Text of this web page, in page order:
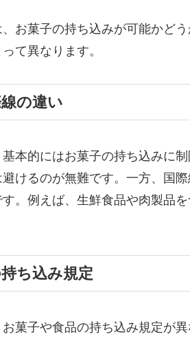
お菓子の持ち込みが可能かど
て異なります。
の違い
本的にはお菓子の持ち込みに
けるのが無難です。一方、国
。例えば、生鮮食品や肉製品
ち込み規定
菓子や食品の持ち込み規定が